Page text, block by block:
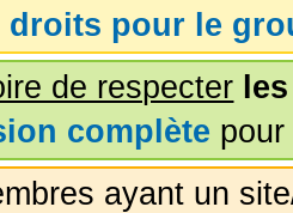
droits pour le
de respecter
complète
ayant un